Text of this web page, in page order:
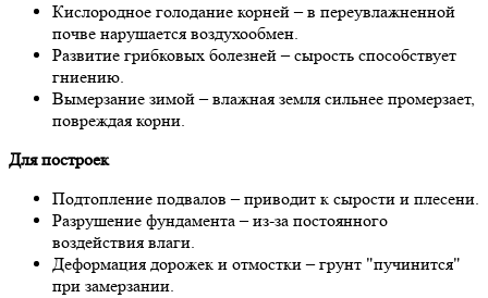
Кислородное голодание корней – в переувлажненной
почве нарушается воздухообмен.
Развитие грибковых болезней – сырость способствует
гниению.
Вымерзание зимой – влажная земля сильнее промерзает,
повреждая корни.
Для построек
Подтопление подвалов – приводит к сырости и плесени.
Разрушение фундамента – из-за постоянного
воздействия влаги.
Деформация дорожек и отмостки – грунт "пучинится"
при замерзании.